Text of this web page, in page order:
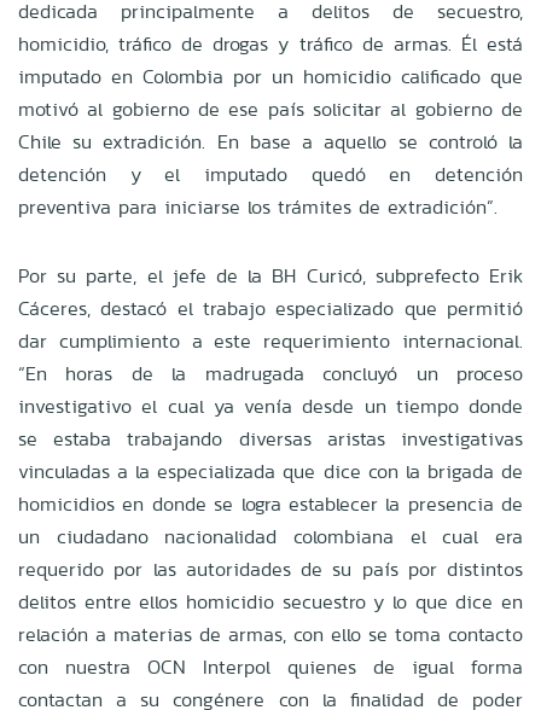
dedicada principalmente a delitos de secuestro,
homicidio, tráfico de drogas y tráfico de armas. Él está
imputado en Colombia por un homicidio calificado que
motivó al gobierno de ese país solicitar al gobierno de
Chile su extradición. En base a aquello se controló la
detención y el imputado quedó en detención
preventiva para iniciarse los trámites de extradición”.
Por su parte, el jefe de la BH Curicó, subprefecto Erik
Cáceres, destacó el trabajo especializado que permitió
dar cumplimiento a este requerimiento internacional.
“En horas de la madrugada concluyó un proceso
investigativo el cual ya venía desde un tiempo donde
se estaba trabajando diversas aristas investigativas
vinculadas a la especializada que dice con la brigada de
homicidios en donde se logra establecer la presencia de
un ciudadano nacionalidad colombiana el cual era
requerido por las autoridades de su país por distintos
delitos entre ellos homicidio secuestro y lo que dice en
relación a materias de armas, con ello se toma contacto
con nuestra OCN Interpol quienes de igual forma
contactan a su congénere con la finalidad de poder